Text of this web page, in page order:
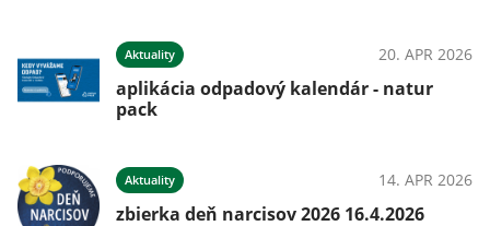
Aktuality 20. APR 2026
aplikácia odpadový kalendár - natur
pack
Aktuality 14. APR 2026
zbierka deň narcisov 2026 16.4.2026